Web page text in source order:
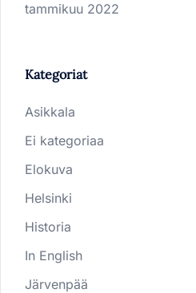
tammikuu 2022
Kategoriat
Asikkala
Ei kategoriaa
Elokuva
Helsinki
Historia
In English
Järvenpää